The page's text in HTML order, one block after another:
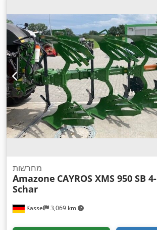
Kassel 3,069 km
מחרשות
Amazone CAYROS XMS 950 SB 4-
Schar